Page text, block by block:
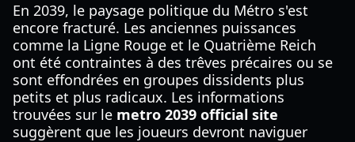
En 2039, le paysage politique du Métro s'est
encore fracturé. Les anciennes puissances
comme la Ligne Rouge et le Quatrième Reich
ont été contraintes à des trêves précaires ou se
sont effondrées en groupes dissidents plus
petits et plus radicaux. Les informations
trouvées sur le metro 2039 official site
suggèrent que les joueurs devront naviguer